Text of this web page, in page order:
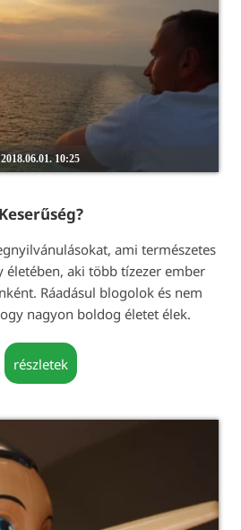
2018.06.01. 10:25
Keserűség?
ami természetes
életében, aki több tízezer ember
Ráadásul blogolok és nem
nagyon boldog életet élek.
részletek